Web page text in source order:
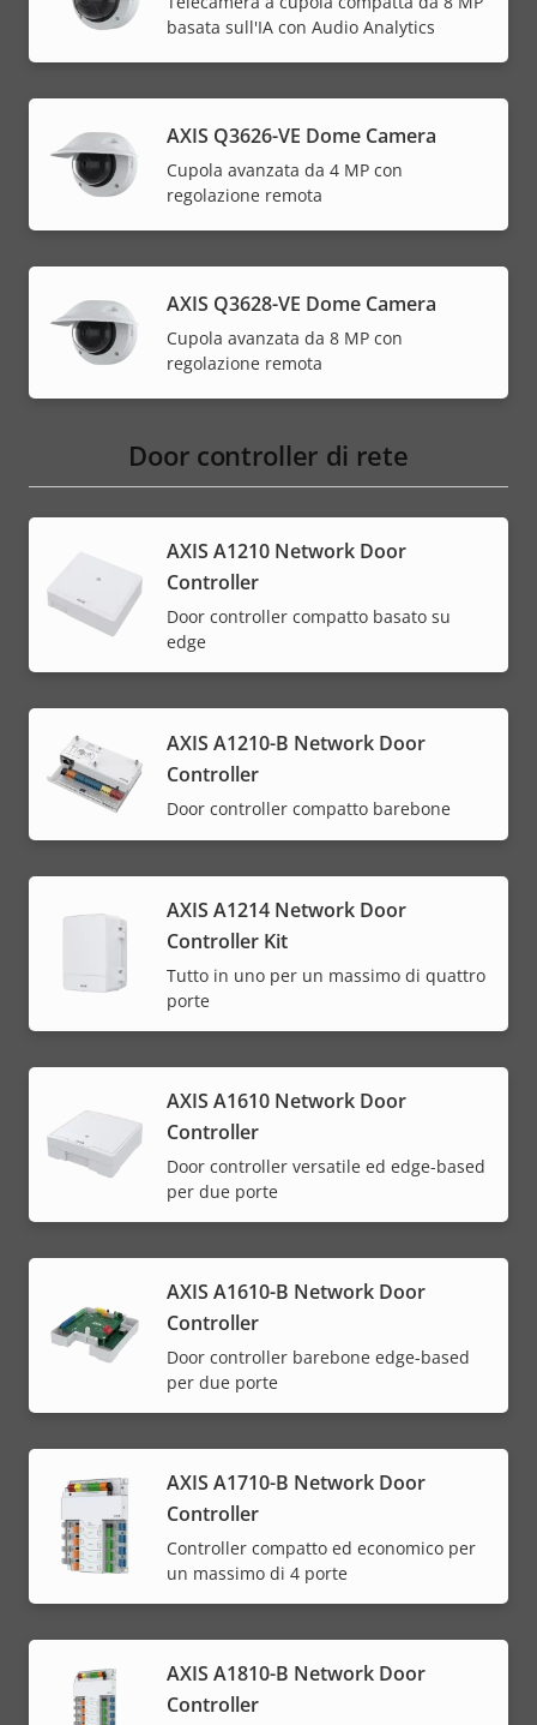
basata sull'IA con Audio Analytics
AXIS Q3626-VE Dome Camera
Cupola avanzata da 4 MP con
regolazione remota
AXIS Q3628-VE Dome Camera
Cupola avanzata da 8 MP con
regolazione remota
Door controller di rete
AXIS A1210 Network Door
Controller
Door controller compatto basato su
edge
AXIS A1210-B Network Door
Controller
Door controller compatto barebone
AXIS A1214 Network Door
Controller Kit
Tutto in uno per un massimo di quattro
porte
AXIS A1610 Network Door
Controller
Door controller versatile ed edge-based
per due porte
AXIS A1610-B Network Door
Controller
Door controller barebone edge-based
per due porte
AXIS A1710-B Network Door
Controller
Controller compatto ed economico per
un massimo di 4 porte
AXIS A1810-B Network Door
Controller